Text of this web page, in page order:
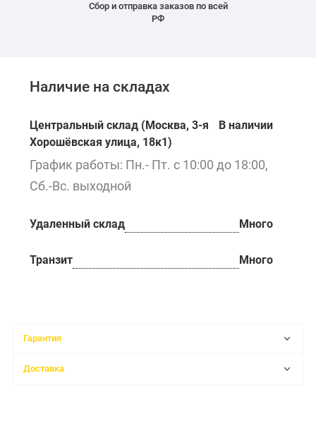
Сбор и отправка заказов по всей
РФ
Наличие на складах
Центральный склад (Москва, 3-я
Хорошёвская улица, 18к1)
В наличии
График работы: Пн.- Пт. с 10:00 до 18:00,
Сб.-Вс. выходной
Удаленный склад Много
Транзит Много
Гарантия
Доставка